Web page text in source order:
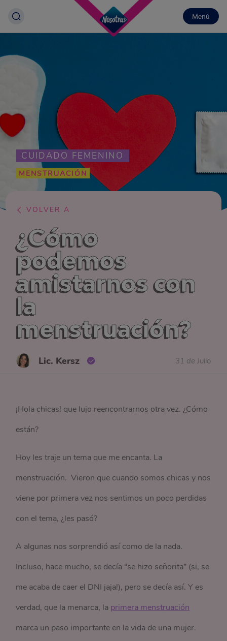
Menú
CUIDADO FEMENINO
MENSTRUACIÓN
VOLVER A
¿Cómo
podemos
amistarnos con
la
menstruación?
Lic. Kersz 31 de Julio
¡Hola chicas! que lujo reencontrarnos otra vez. ¿Cómo
están?
Hoy les traje un tema que me encanta. La
menstruación. Vieron que cuando somos chicas y nos
viene por primera vez nos sentimos un poco perdidas
con el tema, ¿les pasó?
A algunas nos sorprendió así como de la nada.
Incluso, hace mucho, se decía “se hizo señorita” (si, se
me acaba de caer el DNI jaja!), pero se decía así. Y es
verdad, que la menarca, la primera menstruación
marca un paso importante en la vida de una mujer.